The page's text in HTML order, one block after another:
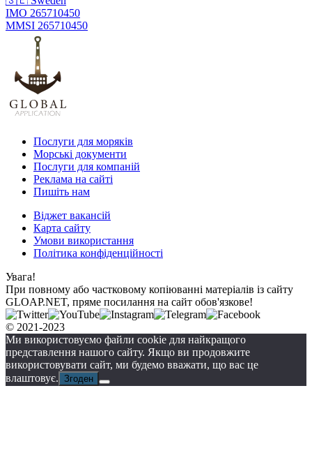
IMO 265710450
MMSI 265710450
Послуги для моряків
Морські документи
Послуги для компаній
Реклама на сайті
Пишіть нам
Віджет вакансій
Карта сайту
Умови використання
Політика конфіденційності
Увага!
При повному або частковому копіюванні матеріалів із сайту
GLOAP.NET, пряме посилання на сайт обов'язкове!
© 2021-2023
Ми використовуємо файли cookie для найкращого
представлення нашого сайту. Якщо ви продовжите
використовувати сайт, ми будемо вважати, що вас це
влаштовує. Згоден